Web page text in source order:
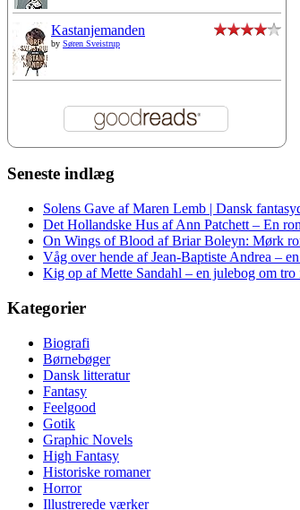
Kastanjemanden
by Søren Sveistrup
Seneste indlæg
Solens Gave af Maren Lemb | Dansk
Det Hollandske Hus af Ann Patchett – En
On Wings of Blood af Briar Boleyn: Mørk
Våg over hende af Jean-Baptiste Andrea –
Kig op af Mette Sandahl – en julebog om tro
Kategorier
Biografi
Børnebøger
Dansk litteratur
Fantasy
Feelgood
Gotik
Graphic Novels
High Fantasy
Historiske romaner
Horror
Illustrerede værker